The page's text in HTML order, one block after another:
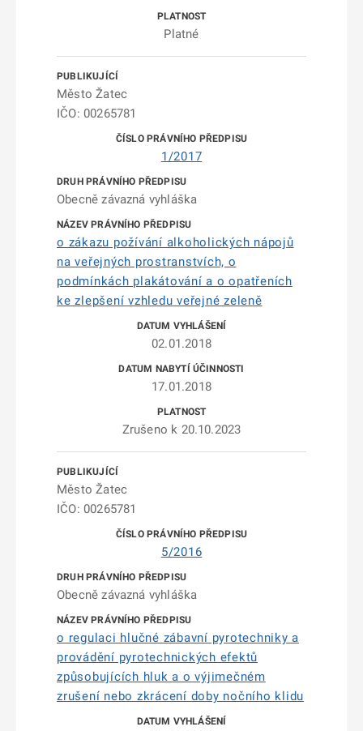
Platné
Město Žatec
IČO: 00265781
1/2017
Obecně závazná vyhláška
o zákazu požívání alkoholických nápojů
na veřejných prostranstvích, o
podmínkách plakátování a o opatřeních
ke zlepšení vzhledu veřejné zeleně
02.01.2018
17.01.2018
Zrušeno k 20.10.2023
Město Žatec
IČO: 00265781
5/2016
Obecně závazná vyhláška
o regulaci hlučné zábavní pyrotechniky a
provádění pyrotechnických efektů
způsobujících hluk a o výjimečném
zrušení nebo zkrácení doby nočního klidu